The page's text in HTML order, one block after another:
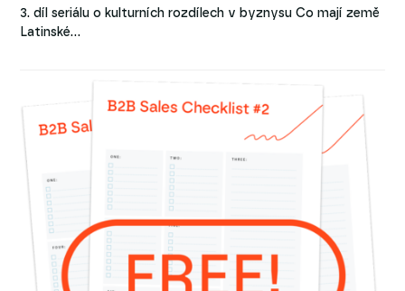
3. díl seriálu o kulturních rozdílech v byznysu Co mají země
Latinské…